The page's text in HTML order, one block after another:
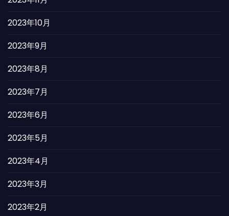
2023年10月
2023年9月
2023年8月
2023年7月
2023年6月
2023年5月
2023年4月
2023年3月
2023年2月